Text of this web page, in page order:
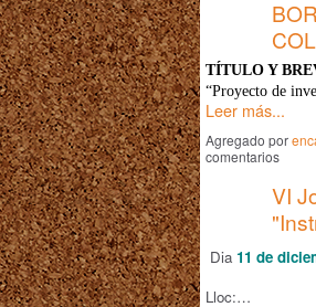
TÍTULO Y
“Proyecto de
Leer más...
Agregado por
comentarios
VI
Dia 11 de
Lloc:…